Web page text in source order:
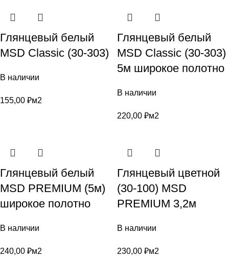
Глянцевый белый
MSD Classic (30-303)
В наличии
155,00 ₽м2
Глянцевый белый
MSD Classic (30-303)
5м широкое полотно
В наличии
220,00 ₽м2
Глянцевый белый
MSD PREMIUM (5м)
широкое полотно
В наличии
240,00 ₽м2
Глянцевый цветной
(30-100) MSD
PREMIUM 3,2м
В наличии
230,00 ₽м2